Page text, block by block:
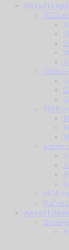
Airsoft
AEG
GBB
NBB
Spring
HPA
Ručne
Airsoft